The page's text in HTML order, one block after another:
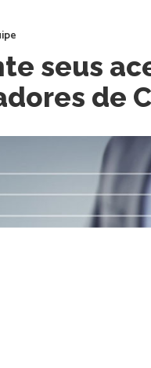
seus
de